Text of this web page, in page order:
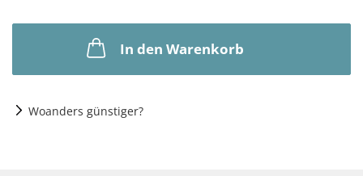
In den Warenkorb
Woanders günstiger?